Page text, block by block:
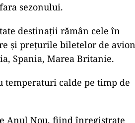
sezonului.
destinații rămân cele în
și prețurile biletelor de avion
Spania, Marea Britanie.